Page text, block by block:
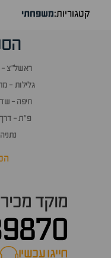
קטגוריות:משפחתי
ראשל״צ - דוד
גלילות -
חיפה -
פ״ת - דרך יצחק
נתניה -
מוקד
חייגו עכשיו